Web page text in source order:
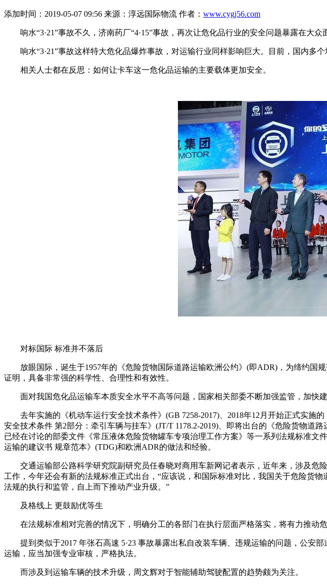
添加时间：2019-05-07 09:56 来源：淳远国际物流 作者： www.cygj56.com
响水“3·21”事故不久，济南药厂“4·15”事故，再次让危化品行业的安全问题暴露在大众
响水“3·21”事故这样特大危化品爆炸事故，对运输行业同样影响巨大。目前，国内多
相关人士都在反思：如何让卡车这一危化品运输的主要载体更加安全。
对标国际 标准并不落后
放眼国际，诞生于1957年的《危险货物国际道路运输欧洲公约》(即ADR)，为缔约国
证明，具备非常强的科学性、合理性和有效性。
面对我国危化品运输车本质安全水平不高等问题，国家相关部委不断加强监管，加快建
去年实施的《机动车运行安全技术条件》(GB 7258-2017)、2018年12月开始正式实施
安全技术条件 第2部分：牵引车辆与挂车》(JT/T 1178.2-2019)、即将出台的《危险货物
已经在讨论的部委文件《常压液体危险货物罐车专项治理工作方案》等一系列法规标准
运输的建议书 规章范本》(TDG)和欧洲ADR的做法和经验。
交通运输部公路科学研究院副研究员任春晓对商用车新网记者表示，近年来，涉及危
工作，今年还会有新的法规标准正式出台，“应该说，和国际标准对比，我国关于危险货
法规的执行和监管，自上而下推动产业升级。”
及格线上 更鼓励优等生
在法规标准相对完善的情况下，明确分工的各部门在执行层面严格落实，将有力推动
提到类似于2017 年张石高速 5·23 事故暴露出私自改装车辆、违规运输的问题，公安
运输，应当加强专业审核，严格执法。
而涉及到运输车辆的技术升级，周文辉对于智能辅助驾驶配置的趋势颇为关注。